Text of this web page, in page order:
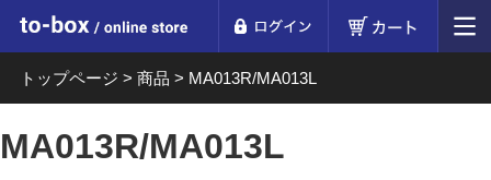
to-box online store
トップページ > 商品 > MA013R/MA013L
MA013R/MA013L